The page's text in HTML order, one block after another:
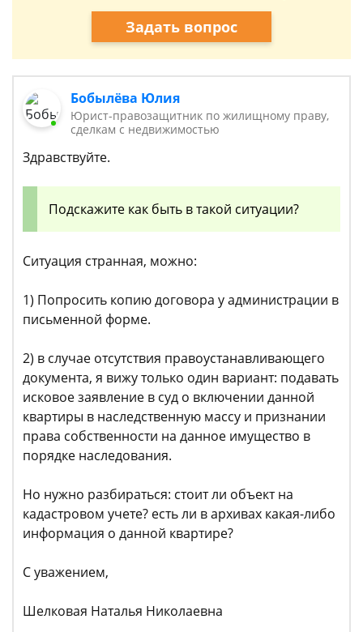
Задать вопрос
Бобылёва Юлия
Юрист-правозащитник по жилищному праву,
сделкам с недвижимостью
Здравствуйте.
Подскажите как быть в такой ситуации?
Ситуация странная, можно:
1) Попросить копию договора у администрации в
письменной форме.
2) в случае отсутствия правоустанавливающего
документа, я вижу только один вариант: подавать
исковое заявление в суд о включении данной
квартиры в наследственную массу и признании
права собственности на данное имущество в
порядке наследования.
Но нужно разбираться: стоит ли объект на
кадастровом учете? есть ли в архивах какая-либо
информация о данной квартире?
С уважением,
Шелковая Наталья Николаевна